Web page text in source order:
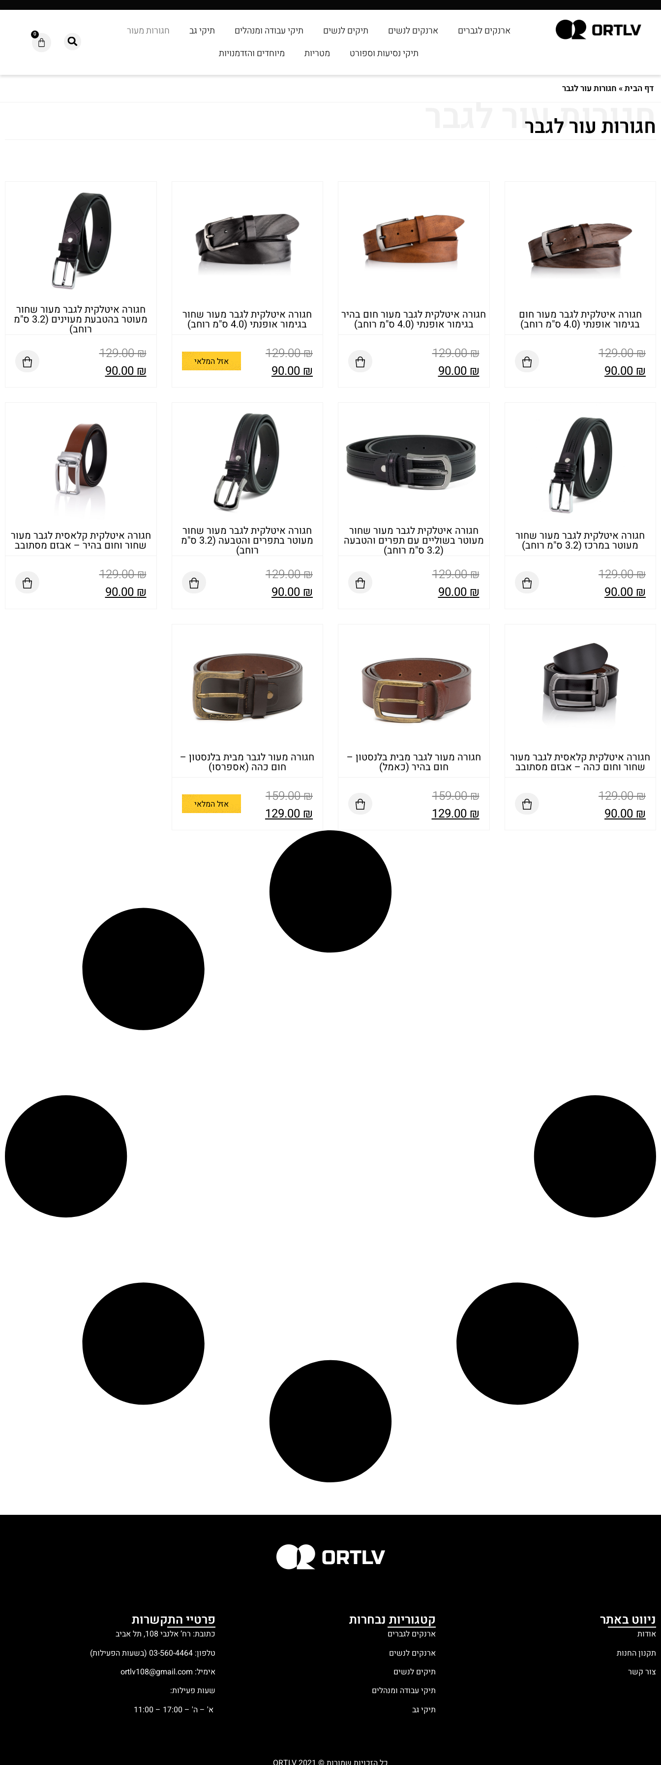
ארנקים לגברים ארנקים לנשים תיקים לנשים תיקי עבודה ומנהלים תיקי גב
חגורות מעור
תיקי נסיעות וספורט
מטריות מיוחדים והזדמנויות
0
דף הבית» חגורות עור לגבר
חגורות עור לגבר
חגורות עור לגבר
חגורה איטלקית לגבר מעור חום
בגימור אופנתי (4.0 ס"מ רוחב)
129.00₪
90.00₪
חגורה איטלקית לגבר מעור חום בהיר
בגימור אופנתי (4.0 ס"מ רוחב)
129.00₪
90.00₪
חגורה איטלקית לגבר מעור שחור
בגימור אופנתי (4.0 ס"מ רוחב)
129.00₪
90.00₪
אזל המלאי
חגורה איטלקית לגבר מעור שחור
מעוטר בהטבעת מעוינים (3.2 ס"מ
רוחב)
129.00₪
90.00₪
חגורה איטלקית לגבר מעור שחור
מעוטר במרכז (3.2 ס"מ רוחב)
129.00₪
90.00₪
חגורה איטלקית לגבר מעור שחור
מעוטר בשוליים עם תפרים והטבעה
(3.2 ס"מ רוחב)
129.00₪
90.00₪
חגורה איטלקית לגבר מעור שחור
מעוטר בתפרים והטבעה (3.2 ס"מ
רוחב)
129.00₪
90.00₪
חגורה איטלקית קלאסית לגבר מעור
שחור וחום בהיר – אבזם מסתובב
129.00₪
90.00₪
חגורה איטלקית קלאסית לגבר מעור
שחור וחום כהה – אבזם מסתובב
129.00₪
90.00 ₪
חגורה מעור לגבר מבית בלנסטון –
חום בהיר (כאמל)
159.00₪
129.00 ₪
חגורה מעור לגבר מבית בלנסטון –
חום כהה (אספרסו)
159.00₪
129.00 ₪
אזל המלאי
ניווט באתר
אודות
תקנון החנות
צור קשר
קטגוריות נבחרות
ארנקים לגברים
ארנקים לנשים
תיקים לנשים
תיקי עבודה ומנהלים
תיקי גב
פרטיי התקשרות
כתובת: רח’ אלנבי 108, תל אביב
טלפון: 03-560-4464 (בשעות הפעילות)
אימיל: ortlv108@gmail.com
שעות פעילות:
א' – ה' – 17:00 – 11:00